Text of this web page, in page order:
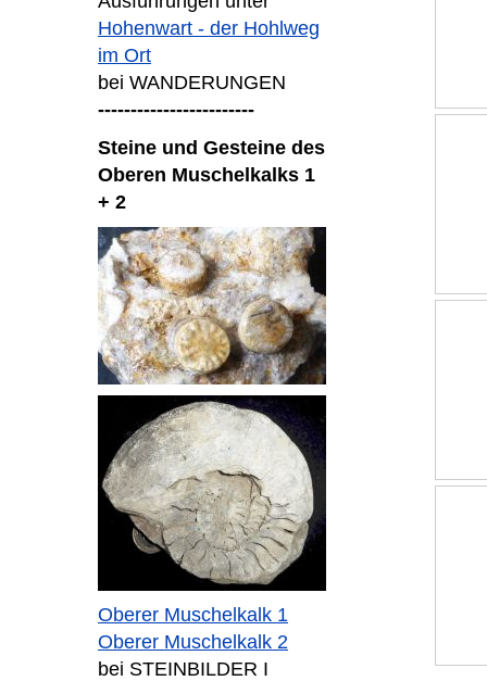
Hohenwart - der Hohlweg
im Ort
bei WANDERUNGEN
------------------------
Steine und Gesteine des
Oberen Muschelkalks 1
+ 2
Oberer Muschelkalk 1
Oberer Muschelkalk 2
bei STEINBILDER I